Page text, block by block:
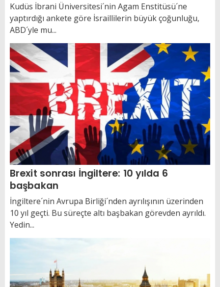
Kudüs İbrani Üniversitesi´nin Agam Enstitüsü´ne
yaptırdığı ankete göre İsraillilerin büyük çoğunluğu,
ABD´yle mu...
Brexit sonrası İngiltere: 10 yılda 6
başbakan
İngiltere´nin Avrupa Birliği´nden ayrılışının üzerinden
10 yıl geçti. Bu süreçte altı başbakan görevden ayrıldı.
Yedin...